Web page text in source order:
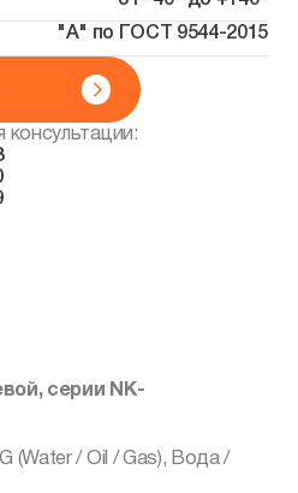
"А" по ГОСТ 9544-2015
консультации:
серии NK-
(Water / Oil / Gas), Вода /